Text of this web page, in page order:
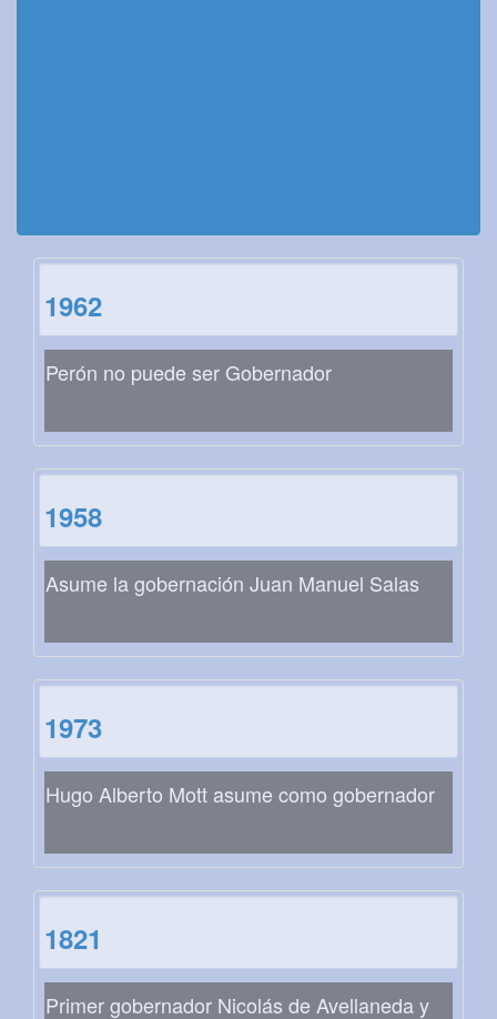
1962
Perón no puede ser Gobernador
1958
Asume la gobernación Juan Manuel Salas
1973
Hugo Alberto Mott asume como gobernador
1821
Primer gobernador Nicolás de Avellaneda y